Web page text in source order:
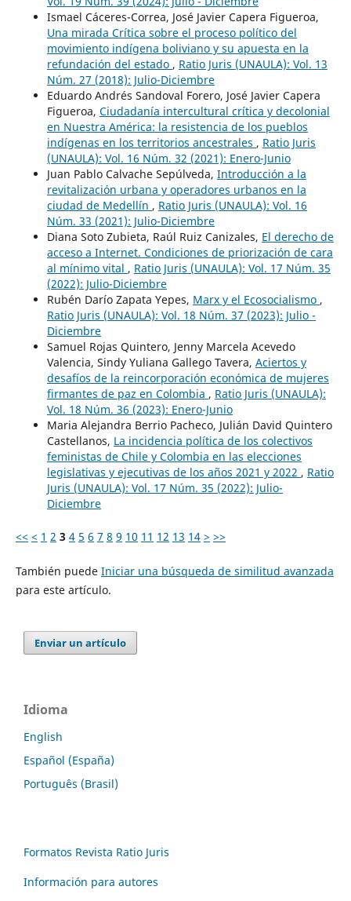
Ismael Cáceres-Correa, José Javier Capera Figueroa,
Una mirada Crítica sobre el proceso político del
movimiento indígena boliviano y su apuesta en la
refundación del estado , Ratio Juris (UNAULA): Vol. 13
Núm. 27 (2018): Julio-Diciembre
Eduardo Andrés Sandoval Forero, José Javier Capera
Figueroa, Ciudadanía intercultural crítica y decolonial
en Nuestra América: la resistencia de los pueblos
indígenas en los territorios ancestrales , Ratio Juris
(UNAULA): Vol. 16 Núm. 32 (2021): Enero-Junio
Juan Pablo Calvache Sepúlveda, Introducción a la
revitalización urbana y operadores urbanos en la
ciudad de Medellín , Ratio Juris (UNAULA): Vol. 16
Núm. 33 (2021): Julio-Diciembre
Diana Soto Zubieta, Raúl Ruiz Canizales, El derecho de
acceso a Internet. Condiciones de priorización de cara
al mínimo vital , Ratio Juris (UNAULA): Vol. 17 Núm. 35
(2022): Julio-Diciembre
Rubén Darío Zapata Yepes, Marx y el Ecosocialismo ,
Ratio Juris (UNAULA): Vol. 18 Núm. 37 (2023): Julio -
Diciembre
Samuel Rojas Quintero, Jenny Marcela Acevedo
Valencia, Sindy Yuliana Gallego Tavera, Aciertos y
desafíos de la reincorporación económica de mujeres
firmantes de paz en Colombia , Ratio Juris (UNAULA):
Vol. 18 Núm. 36 (2023): Enero-Junio
Maria Alejandra Berrio Pacheco, Julián David Quintero
Castellanos, La incidencia política de los colectivos
feministas de Chile y Colombia en las elecciones
legislativas y ejecutivas de los años 2021 y 2022 , Ratio
Juris (UNAULA): Vol. 17 Núm. 35 (2022): Julio-
Diciembre
<< < 1 2 3 4 5 6 7 8 9 10 11 12 13 14 > >>
También puede Iniciar una búsqueda de similitud avanzada
para este artículo.
Enviar un artículo
Idioma
English
Español (España)
Português (Brasil)
Formatos Revista Ratio Juris
Información para autores